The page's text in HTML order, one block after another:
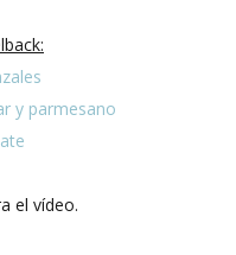
y parmesano
el vídeo.